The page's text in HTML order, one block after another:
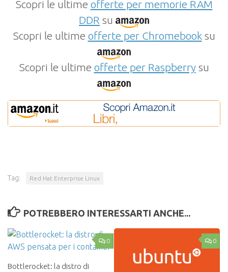
Scopri le ultime offerte per memorie RAM
DDR su
Scopri le ultime offerte per Chromebooksu
Scopri le ultime offerte per Raspberrysu
Tag: Red Hat Enterprise Linux
POTREBBERO INTERESSARTI ANCHE...
0
Bottlerocket: la distro di
0